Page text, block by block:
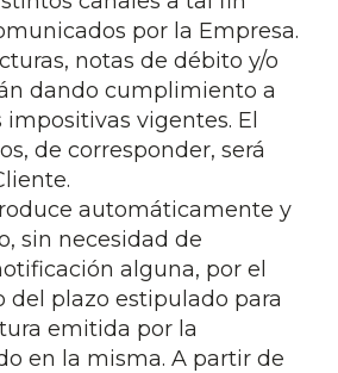
por la Empresa.
notas de débito y/o
dando cumplimiento a
impositivas vigentes. El
de corresponder, será
automáticamente y
sin necesidad de
alguna, por el
del plazo estipulado para
emitida por la
en la misma. A partir de